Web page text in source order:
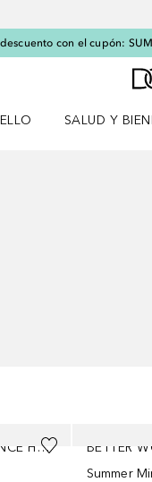
con el cupón:
SALUD Y
BETTER WORLD FRAGRANCE HOUSE BY DRAKE
Summer